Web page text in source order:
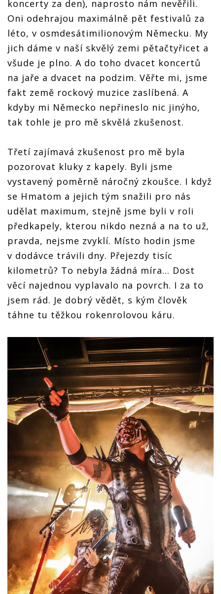
koncerty za den), naprosto nám nevěřili.
Oni odehrajou maximálně pět festivalů za
léto, v osmdesátimilionovým Německu. My
jich dáme v naší skvělý zemi pětačtyřicet a
všude je plno. A do toho dvacet koncertů
na jaře a dvacet na podzim. Věřte mi, jsme
fakt země rockový muzice zaslíbená. A
kdyby mi Německo nepřineslo nic jinýho,
tak tohle je pro mě skvělá zkušenost.
Třetí zajímavá zkušenost pro mě byla
pozorovat kluky z kapely. Byli jsme
vystavený poměrně náročný zkoušce. I když
se Hӓmatom a jejich tým snažili pro nás
udělat maximum, stejně jsme byli v roli
předkapely, kterou nikdo nezná a na to už,
pravda, nejsme zvyklí. Místo hodin jsme
v dodávce trávili dny. Přejezdy tisíc
kilometrů? To nebyla žádná míra... Dost
věcí najednou vyplavalo na povrch. I za to
jsem rád. Je dobrý vědět, s kým člověk
táhne tu těžkou rokenrolovou káru.